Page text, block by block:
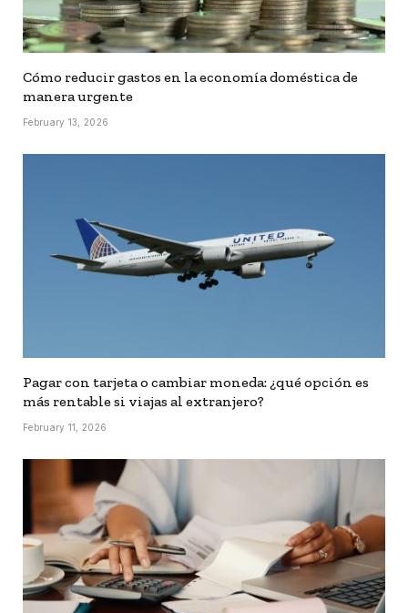
Cómo reducir gastos en la economía doméstica de
manera urgente
February 13, 2026
Pagar con tarjeta o cambiar moneda: ¿qué opción es
más rentable si viajas al extranjero?
February 11, 2026